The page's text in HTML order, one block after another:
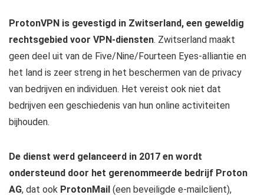
ProtonVPN is gevestigd in Zwitserland, een geweldig
rechtsgebied voor VPN-diensten. Zwitserland maakt
geen deel uit van de Five/Nine/Fourteen Eyes-alliantie en
het land is zeer streng in het beschermen van de privacy
van bedrijven en individuen. Het vereist ook niet dat
bedrijven een geschiedenis van hun online activiteiten
bijhouden.
De dienst werd gelanceerd in 2017 en wordt
ondersteund door het gerenommeerde bedrijf Proton
AG, dat ook ProtonMail (een beveiligde e-mailclient),